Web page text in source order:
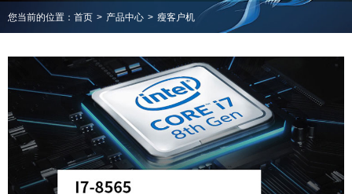
您当前的位置： 首页 > 产品中心 > 瘦客户机